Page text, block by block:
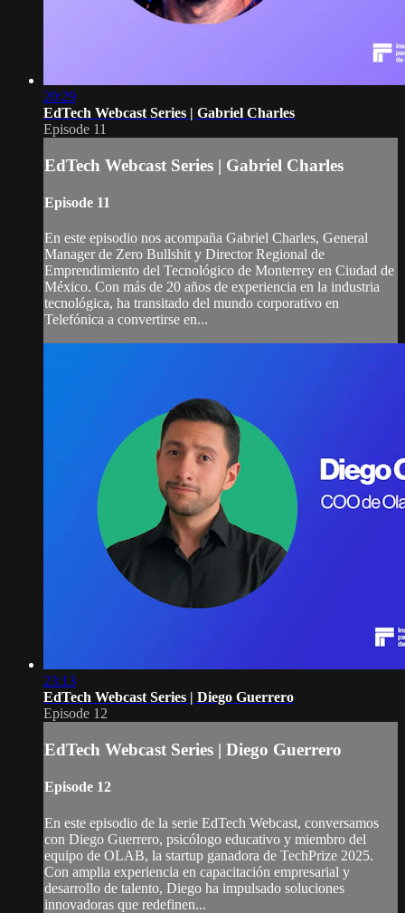
20:29
EdTech Webcast Series | Gabriel Charles
Episode 11
EdTech Webcast Series | Gabriel Charles
Episode 11
En este episodio nos acompaña Gabriel Charles, General
Manager de Zero Bullshit y Director Regional de
Emprendimiento del Tecnológico de Monterrey en Ciudad de
México. Con más de 20 años de experiencia en la industria
tecnológica, ha transitado del mundo corporativo en
Telefónica a convertirse en...
23:13
EdTech Webcast Series | Diego Guerrero
Episode 12
EdTech Webcast Series | Diego Guerrero
Episode 12
En este episodio de la serie EdTech Webcast, conversamos
con Diego Guerrero, psicólogo educativo y miembro del
equipo de OLAB, la startup ganadora de TechPrize 2025.
Con amplia experiencia en capacitación empresarial y
desarrollo de talento, Diego ha impulsado soluciones
innovadoras que redefinen...